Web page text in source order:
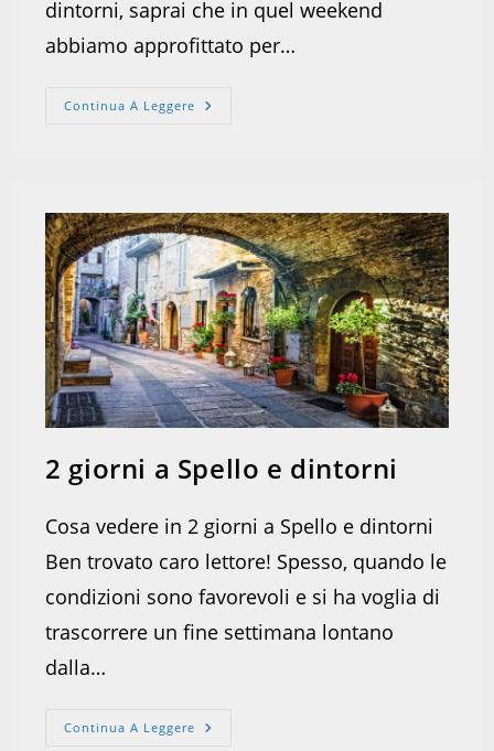
dintorni, saprai che in quel weekend
abbiamo approfittato per…
Continua A Leggere Gita
2 giorni a Spello e dintorni
Cosa vedere in 2 giorni a Spello e dintorni
Ben trovato caro lettore! Spesso, quando le
condizioni sono favorevoli e si ha voglia di
trascorrere un fine settimana lontano
dalla…
Continua A Leggere